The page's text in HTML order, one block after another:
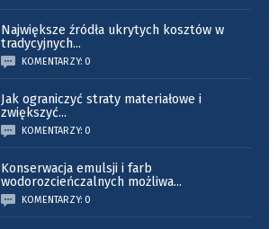
Największe źródła ukrytych kosztów w
tradycyjnych...
KOMENTARZY: 0
Jak ograniczyć straty materiałowe i
zwiększyć...
KOMENTARZY: 0
Konserwacja emulsji i farb
wodorozcieńczalnych możliwa...
KOMENTARZY: 0